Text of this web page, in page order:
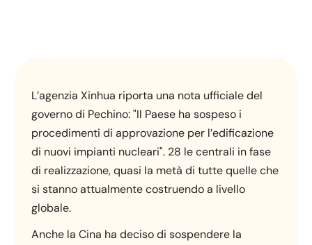
L’agenzia Xinhua riporta una nota ufficiale del
governo di Pechino: "Il Paese ha sospeso i
procedimenti di approvazione per l’edificazione
di nuovi impianti nucleari". 28 le centrali in fase
di realizzazione, quasi la metà di tutte quelle che
si stanno attualmente costruendo a livello
globale.
Anche la Cina ha deciso di sospendere la